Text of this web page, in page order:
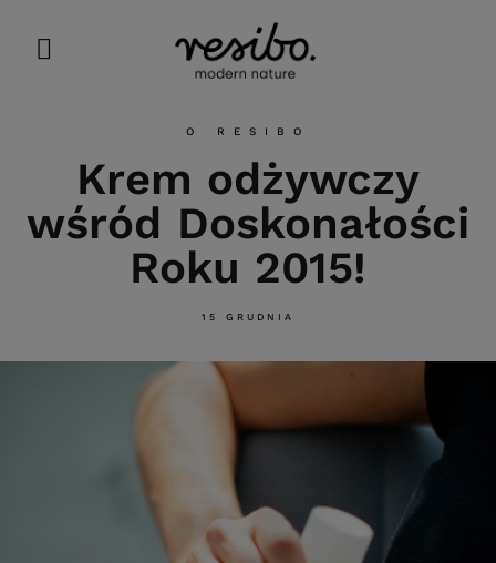
O RESIBO
Krem odżywczy
wśród Doskonałości
Roku 2015!
15 GRUDNIA